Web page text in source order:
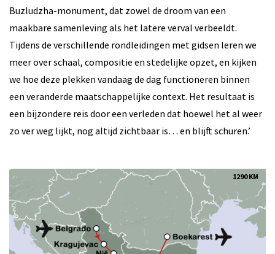
Buzludzha-monument, dat zowel de droom van een
maakbare samenleving als het latere verval verbeeldt.
Tijdens de verschillende rondleidingen met gidsen leren we
meer over schaal, compositie en stedelijke opzet, en kijken
we hoe deze plekken vandaag de dag functioneren binnen
een veranderde maatschappelijke context. Het resultaat is
een bijzondere reis door een verleden dat hoewel het al weer
zo ver weg lijkt, nog altijd zichtbaar is… en blijft schuren.’
1290 KM